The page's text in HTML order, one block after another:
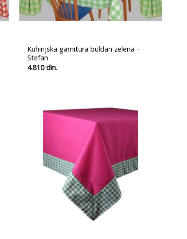
Kuhinjska garnitura buldan zelena –
Stefan
4.810din.